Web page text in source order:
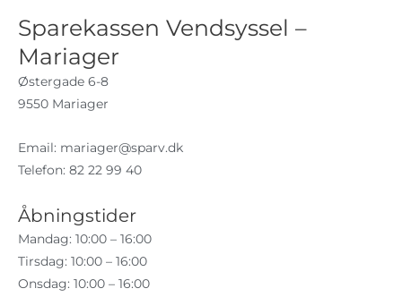
Sparekassen Vendsyssel –
Mariager
Østergade 6-8
9550 Mariager
Email: mariager@sparv.dk
Telefon: 82 22 99 40
Åbningstider
Mandag: 10:00 – 16:00
Tirsdag: 10:00 – 16:00
Onsdag: 10:00 – 16:00